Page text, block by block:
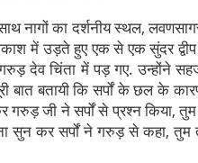
नागों का दर्शनीय स्थल,
में उड़ते हुए एक से एक सुंदर द्वीप
देव चिंता में पड़ गए. उन्होंने
बात बतायी कि सर्पों के छल के
गरुड़ जी ने सर्पों से प्रश्न किया,
सुन कर सर्पों ने गरुड़ से कहा, तुम